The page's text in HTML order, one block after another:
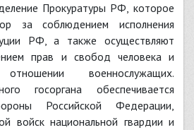
Прокуратуры РФ, которое
за соблюдением исполнения
РФ, а также осуществляют
прав и свобод человека и
военнослужащих.
госоргана обеспечивается
Российской Федерации,
войск национальной гвардии и